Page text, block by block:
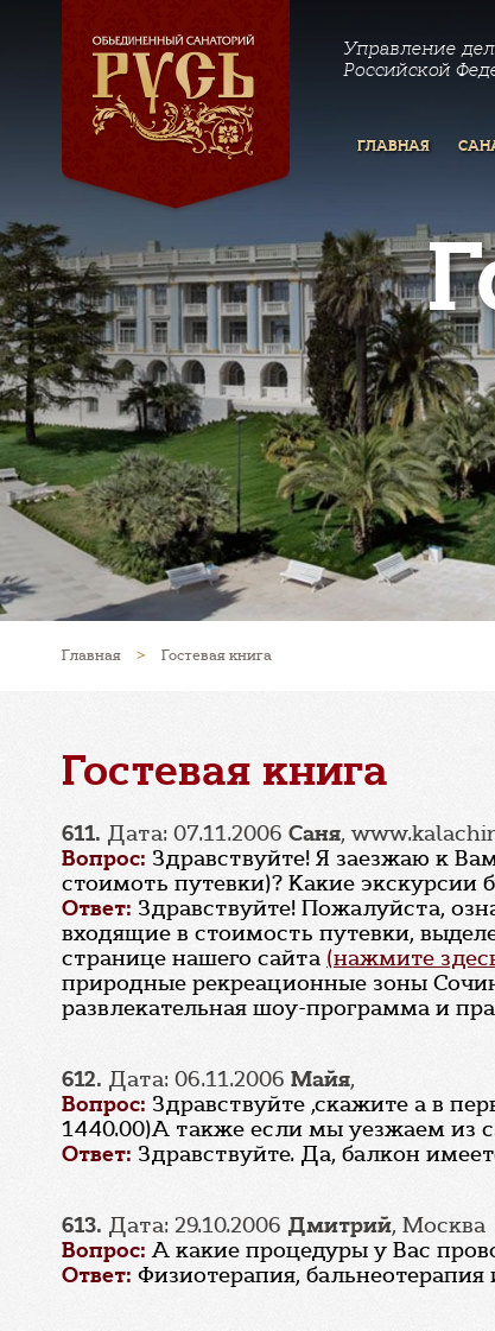
Управление
Российской
ГЛАВНАЯ
Главная > Гостевая книга
Гостевая книга
611. Дата: 07.11.2006 Саня,
Вопрос: Здравствуйте! Я заезжаю к
стоимоть путевки)? Какие экскурсии
Ответ: Здравствуйте! Пожалуйста,
входящие в стоимость путевки,
странице нашего сайта (нажмите
природные рекреационные зоны
развлекательная шоу-программа и
612. Дата: 06.11.2006 Майя,
Вопрос: Здравствуйте ,скажите а в
1440.00)А также если мы уезжаем из
Ответ: Здравствуйте. Да, балкон
613. Дата: 29.10.2006 Дмитрий, Москва
Вопрос: А какие процедуры у Вас
Ответ: Физиотерапия, бальнеотерапия